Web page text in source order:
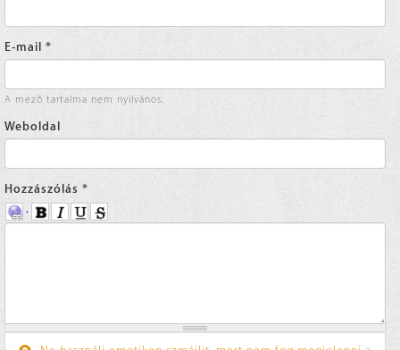
E-mail *
A mező tartalma nem nyilvános.
Weboldal
Hozzászólás *